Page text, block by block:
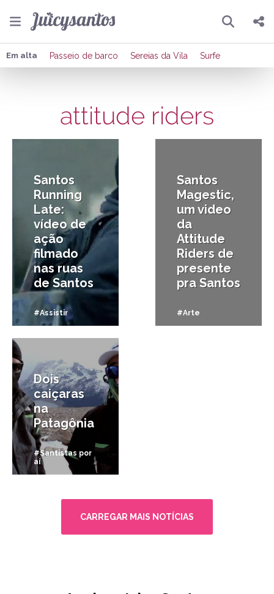
Pesquisar
Compartilhar
Enviar por Whatsapp
Publicar no Facebook
Em alta Passeio de barco Sereias da Vila Surfe
attitude riders
Santos
Running
Late:
vídeo de
ação
filmado
nas ruas
de Santos
#Assistir
Santos
Magestic,
um video
da
Attitude
Riders de
presente
pra Santos
#Arte
29/10/2012
Dois
caiçaras
na
Patagônia
#Santistas por
aí
CARREGAR MAIS NOTÍCIAS